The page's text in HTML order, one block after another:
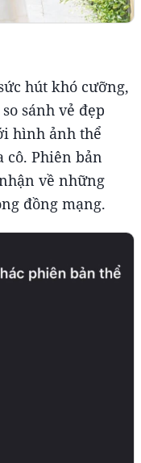
hút khó cưỡng,
sánh vẻ đẹp
hình ảnh thể
cô. Phiên bản
về những
đồng mạng.